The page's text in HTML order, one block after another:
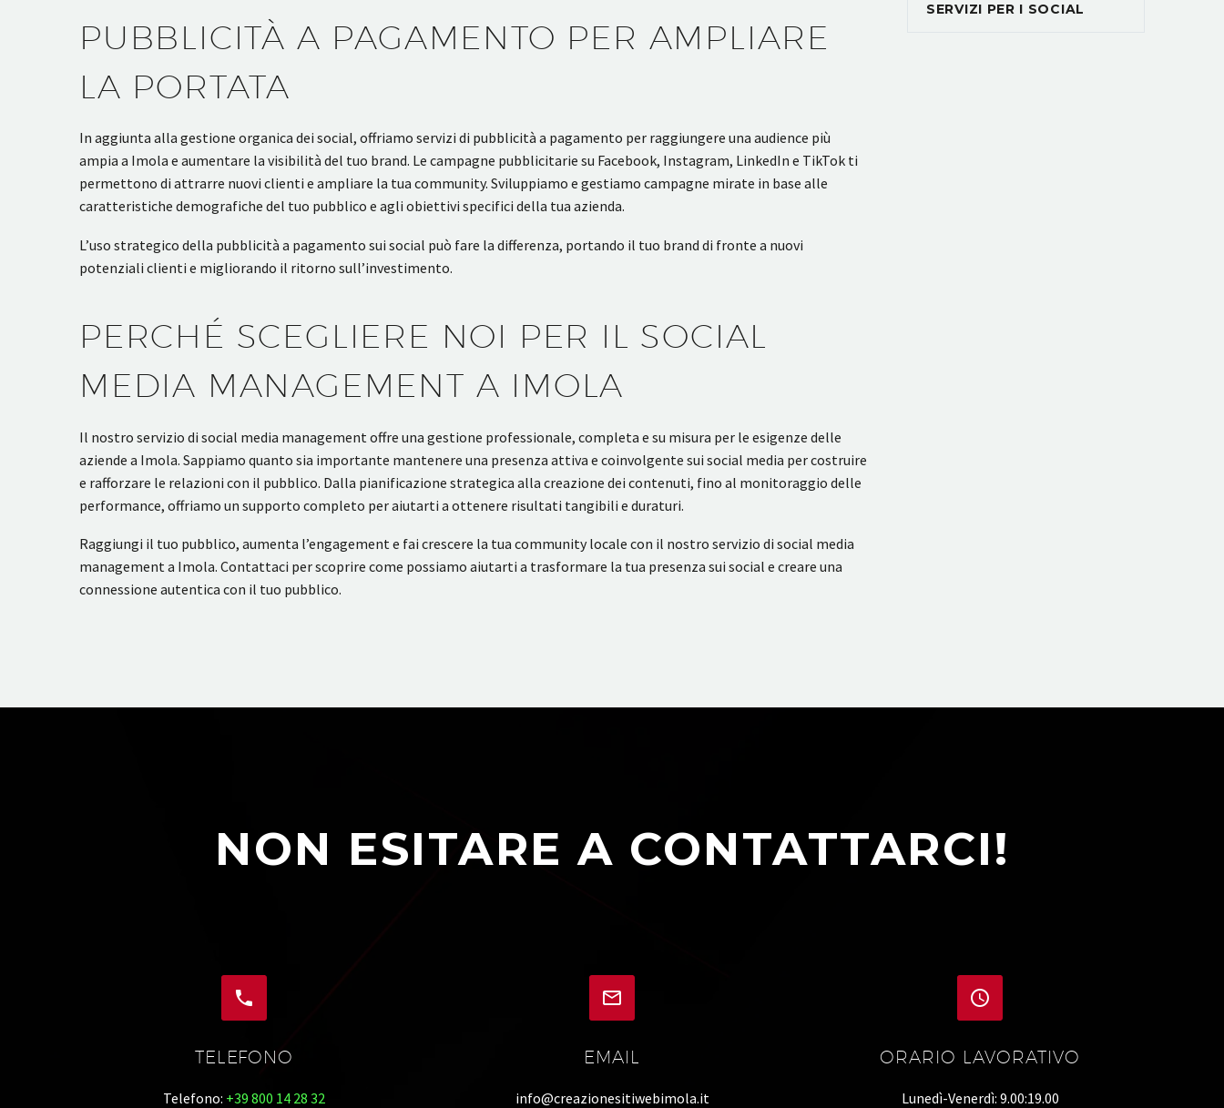
PUBBLICITÀ A PAGAMENTO PER AMPLIARE
LA PORTATA
In aggiunta alla gestione organica dei social, offriamo servizi di pubblicità a pagamento per raggiungere una audience più
ampia a Imola e aumentare la visibilità del tuo brand. Le campagne pubblicitarie su Facebook, Instagram, LinkedIn e TikTok ti
permettono di attrarre nuovi clienti e ampliare la tua community. Sviluppiamo e gestiamo campagne mirate in base alle
caratteristiche demografiche del tuo pubblico e agli obiettivi specifici della tua azienda.
L’uso strategico della pubblicità a pagamento sui social può fare la differenza, portando il tuo brand di fronte a nuovi
potenziali clienti e migliorando il ritorno sull’investimento.
PERCHÉ SCEGLIERE NOI PER IL SOCIAL
MEDIA MANAGEMENT A IMOLA
Il nostro servizio di social media management offre una gestione professionale, completa e su misura per le esigenze delle
aziende a Imola. Sappiamo quanto sia importante mantenere una presenza attiva e coinvolgente sui social media per costruire
e rafforzare le relazioni con il pubblico. Dalla pianificazione strategica alla creazione dei contenuti, fino al monitoraggio delle
performance, offriamo un supporto completo per aiutarti a ottenere risultati tangibili e duraturi.
Raggiungi il tuo pubblico, aumenta l’engagement e fai crescere la tua community locale con il nostro servizio di social media
management a Imola. Contattaci per scoprire come possiamo aiutarti a trasformare la tua presenza sui social e creare una
connessione autentica con il tuo pubblico.
SERVIZI PER I SOCIAL
NON ESITARE A CONTATTARCI!


TELEFONO
Telefono: +39 800 14 28 32


EMAIL
info@creazionesitiwebimola.it


ORARIO LAVORATIVO
Lunedì-Venerdì: 9.00:19.00